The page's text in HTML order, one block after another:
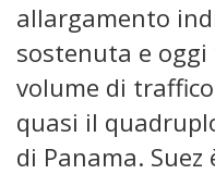
allargamento
sostenuta e oggi
volume di
quasi il
di Panama.